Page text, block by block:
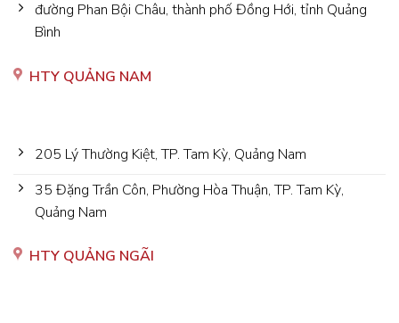
đường Phan Bội Châu, thành phố Đồng Hới, tỉnh Quảng
Bình
HTY QUẢNG NAM
205 Lý Thường Kiệt, TP. Tam Kỳ, Quảng Nam
35 Đặng Trần Côn, Phường Hòa Thuận, TP. Tam Kỳ,
Quảng Nam
HTY QUẢNG NGÃI